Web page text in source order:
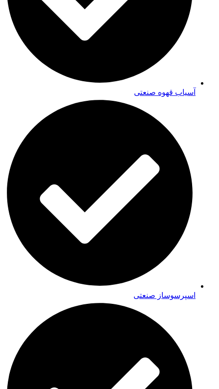
آسیاب قهوه صنعتی
اسپرسوساز صنعتی